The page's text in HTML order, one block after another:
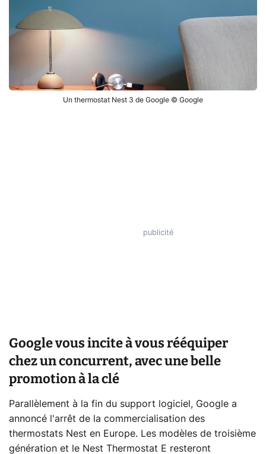
Un thermostat Nest 3 de Google © Google
Google vous incite à vous rééquiper
chez un concurrent, avec une belle
promotion à la clé
Parallèlement à la fin du support logiciel, Google a
annoncé l'arrêt de la commercialisation des
thermostats Nest en Europe. Les modèles de troisième
génération et le Nest Thermostat E resteront